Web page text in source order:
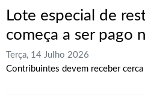
Lote especial de
começa a ser pago
Terça, 14 Julho 2026
Contribuintes devem receber